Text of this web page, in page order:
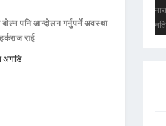
पनि आन्दोलन गर्नुपर्ने अवस्था
राई
अगाडि